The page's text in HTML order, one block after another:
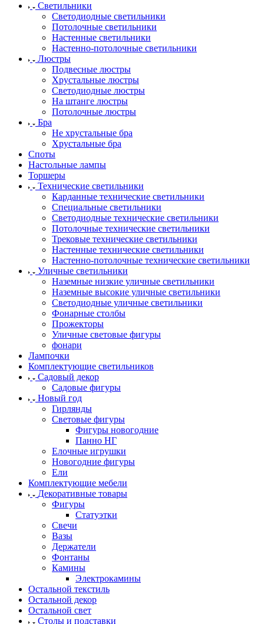
Светильники
Светодиодные светильники
Потолочные светильники
Настенные светильники
Настенно-потолочные светильники
Люстры
Подвесные люстры
Хрустальные люстры
Светодиодные люстры
На штанге люстры
Потолочные люстры
Бра
Не хрустальные бра
Хрустальные бра
Споты
Настольные лампы
Торшеры
Технические светильники
Карданные технические светильники
Специальные светильники
Светодиодные технические светильники
Потолочные технические светильники
Трековые технические светильники
Настенные технические светильники
Настенно-потолочные технические светильники
Уличные светильники
Наземные низкие уличные светильники
Наземные высокие уличные светильники
Светодиодные уличные светильники
Фонарные столбы
Прожекторы
Уличные световые фигуры
фонари
Лампочки
Комплектующие светильников
Садовый декор
Садовые фигуры
Новый год
Гирлянды
Световые фигуры
Фигуры новогодние
Панно НГ
Елочные игрушки
Новогодние фигуры
Ели
Комплектующие мебели
Декоративные товары
Фигуры
Статуэтки
Свечи
Вазы
Держатели
Фонтаны
Камины
Электрокамины
Остальной текстиль
Остальной декор
Остальной свет
Столы и подставки